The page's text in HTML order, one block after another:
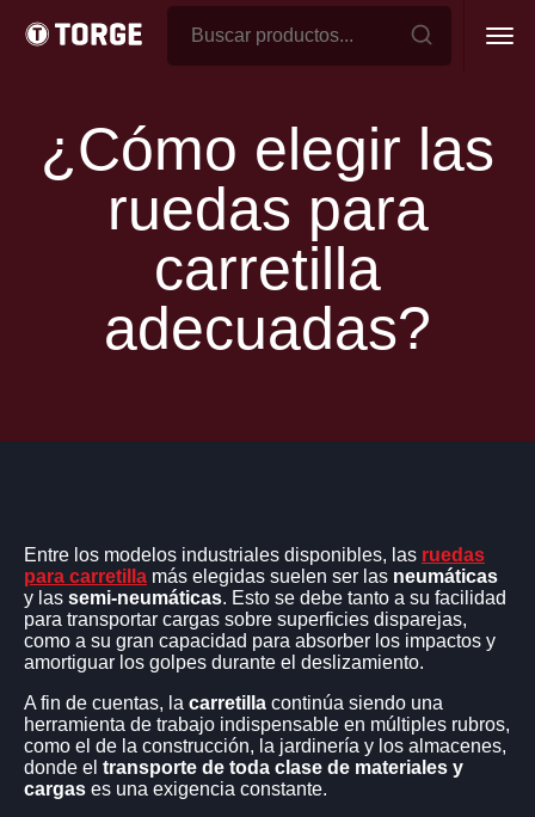
MINI APILADOR HIDRAULICO (UÑAS AJUSTABLES)
HIERRO Y POLIURETANO SERIE AMORTIGUACION
RUEDAS DE HIERRO Y POLIURETANO AMORTIGUACION
OPCIONAL PISADA BOMBE (CON RODAMIENTOS)
RUEDAS DE HIERRO Y POLIURETANO AMORTIGUACION
RODAMIENTO)
RUEDAS DE ALUMINIO Y POLIURETANO
RUEDAS DE ALUMINIO Y POLIURETANO CON
RODAMIENTO(SOPORTE GIRATORIO ESTAMPADO,
FIJACION 4 TORNILLOS)
RUEDAS DE ALUMINIO Y POLIURETANO
RUEDAS DE ALUMINIO Y POLIURETANO CON
RODAMIENTO(SOPORTE GIRATORIO 3/16, FIJACION 4
TORNILLOS)
RUEDAS DE ALUMINIO Y POLIURETANO
CONSULTAR POR ARMADO CON OTRO TIPO DE
¿Cómo elegir las
ruedas para
carretilla
adecuadas?
Entre los modelos industriales disponibles, las ruedas
para carretilla más elegidas suelen ser las neumáticas
y las semi-neumáticas. Esto se debe tanto a su facilidad
para transportar cargas sobre superficies disparejas,
como a su gran capacidad para absorber los impactos y
amortiguar los golpes durante el deslizamiento.
A fin de cuentas, la carretilla continúa siendo una
herramienta de trabajo indispensable en múltiples rubros,
como el de la construcción, la jardinería y los almacenes,
donde el transporte de toda clase de materiales y
cargas es una exigencia constante.